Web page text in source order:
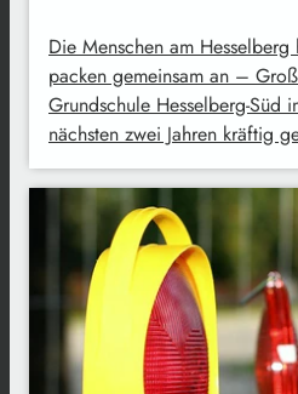
Die Menschen am Hesselberg
packen gemeinsam an –
Grundschule Hesselberg-
nächsten zwei Jahren kräftig